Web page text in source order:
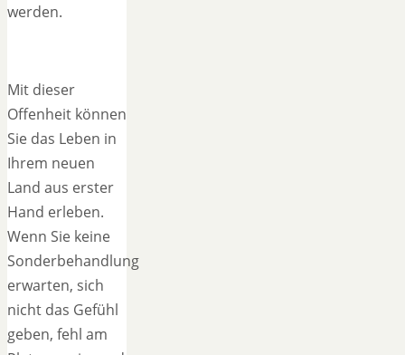
werden.
Mit dieser
Offenheit können
Sie das Leben in
Ihrem neuen
Land aus erster
Hand erleben.
Wenn Sie keine
Sonderbehandlung
erwarten, sich
nicht das Gefühl
geben, fehl am